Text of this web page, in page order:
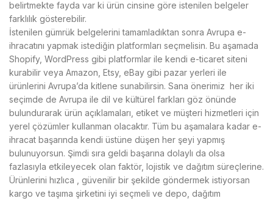
belirtmekte fayda var ki ürün cinsine göre istenilen belgeler
farklılık gösterebilir.
İstenilen gümrük belgelerini tamamladıktan sonra Avrupa e-
ihracatını yapmak istediğin platformları seçmelisin. Bu aşamada
Shopify, WordPress gibi platformlar ile kendi e-ticaret siteni
kurabilir veya Amazon, Etsy, eBay gibi pazar yerleri ile
ürünlerini Avrupa’da kitlene sunabilirsin. Sana önerimiz her iki
seçimde de Avrupa ile dil ve kültürel farkları göz önünde
bulundurarak ürün açıklamaları, etiket ve müşteri hizmetleri için
yerel çözümler kullanman olacaktır. Tüm bu aşamalara kadar e-
ihracat başarında kendi üstüne düşen her şeyi yapmış
bulunuyorsun. Şimdi sıra geldi başarına dolaylı da olsa
fazlasıyla etkileyecek olan faktör, lojistik ve dağıtım süreçlerine.
Ürünlerini hızlıca , güvenilir bir şekilde göndermek istiyorsan
kargo ve taşıma şirketini iyi seçmeli ve depo, dağıtım